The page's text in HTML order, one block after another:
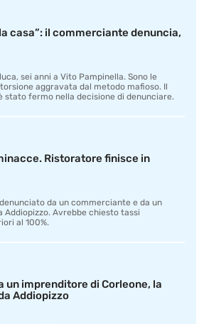
casa”: il commerciante denuncia,
sei anni a Vito Pampinella. Sono le
aggravata dal metodo mafioso. Il
fermo nella decisione di denunciare.
Ristoratore finisce in
da un commerciante e da un
Avrebbe chiesto tassi
al 100%.
un imprenditore di Corleone, la
Addiopizzo